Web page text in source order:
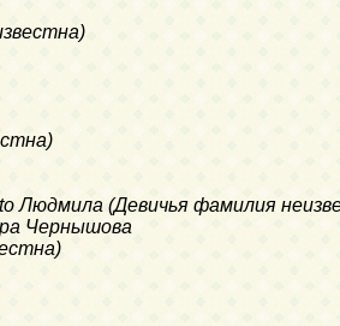
Людмила (Девичья фамилия
Чернышова